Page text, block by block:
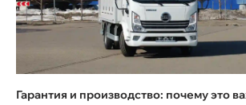
Гарантия и производство: почему это